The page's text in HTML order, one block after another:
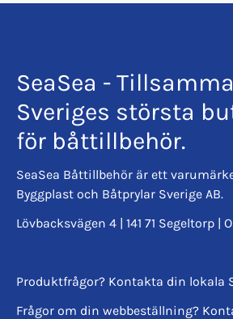
SeaSea -
Sveriges största
för båttillbehör.
SeaSea Båttillbehör är ett
Byggplast och Båtprylar Sverige AB.
Lövbacksvägen 4 | 141 71 Segeltorp |
Produktfrågor? Kontakta din lokala
Frågor om din webbeställning?